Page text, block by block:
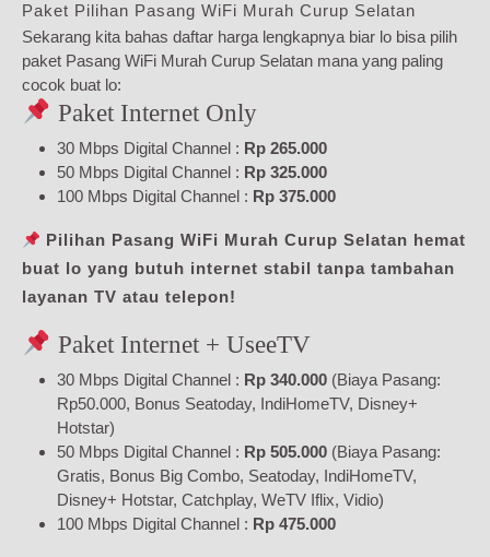
Paket Pilihan Pasang WiFi Murah Curup Selatan
Sekarang kita bahas daftar harga lengkapnya biar lo bisa pilih
paket Pasang WiFi Murah Curup Selatan mana yang paling
cocok buat lo:
Paket Internet Only
30 Mbps Digital Channel : Rp 265.000
50 Mbps Digital Channel : Rp 325.000
100 Mbps Digital Channel : Rp 375.000
Pilihan Pasang WiFi Murah Curup Selatan hemat
buat lo yang butuh internet stabil tanpa tambahan
layanan TV atau telepon!
Paket Internet + UseeTV
30 Mbps Digital Channel : Rp 340.000 (Biaya Pasang:
Rp50.000, Bonus Seatoday, IndiHomeTV, Disney+
Hotstar)
50 Mbps Digital Channel : Rp 505.000 (Biaya Pasang:
Gratis, Bonus Big Combo, Seatoday, IndiHomeTV,
Disney+ Hotstar, Catchplay, WeTV Iflix, Vidio)
100 Mbps Digital Channel : Rp 475.000